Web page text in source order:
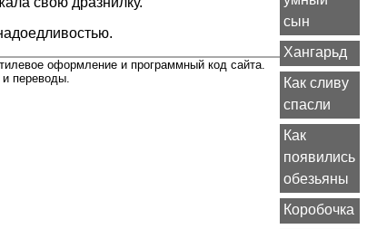
сын
Хангарьд
Как сливу
спасли
Как
появились
обезьяны
Коробочка
оформление и программный код сайта.
переводы.